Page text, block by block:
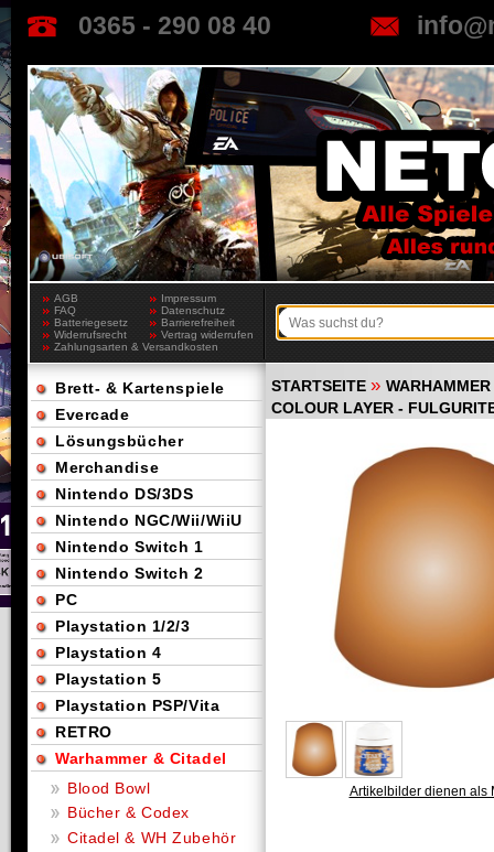
0365 - 290 08 40
AGB
Impressum
FAQ
Datenschutz
Batteriegesetz
Barrierefreiheit
Widerrufsrecht
Vertrag widerrufen
Zahlungsarten & Versandkosten
STARTSEITE »
COLOUR LAYER -
Artikelbilder dienen als
Brett- & Kartenspiele
Evercade
Lösungsbücher
Merchandise
Nintendo DS/3DS
Nintendo NGC/Wii/WiiU
Nintendo Switch 1
Nintendo Switch 2
PC
Playstation 1/2/3
Playstation 4
Playstation 5
Playstation PSP/Vita
RETRO
Warhammer & Citadel
Blood Bowl
Bücher & Codex
Citadel & WH Zubehör